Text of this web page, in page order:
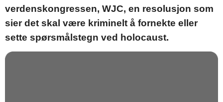
verdenskongressen, WJC, en resolusjon som
sier det skal være kriminelt å fornekte eller
sette spørsmålstegn ved holocaust.